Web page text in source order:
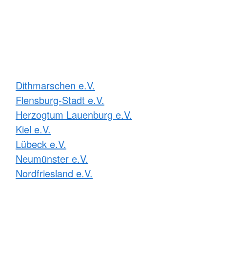
Dithmarschen e.V.
Flensburg-Stadt e.V.
Herzogtum Lauenburg e.V.
Kiel e.V.
Lübeck e.V.
Neumünster e.V.
Nordfriesland e.V.